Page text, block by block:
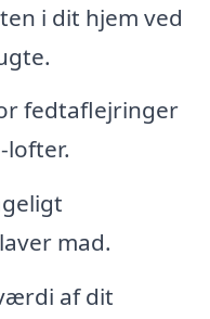
i dit hjem ved
fedtaflejringer
lofter.
mad.
af dit